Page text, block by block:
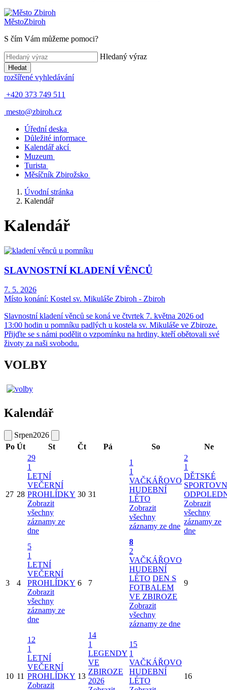
MěstoZbiroh
S čím Vám můžeme pomoci?
Hledaný výraz
Hledat
rozšířené vyhledávání
+420 373 749 511
mesto@zbiroh.cz
Úřední deska
Důležité informace
Kalendář akcí
Muzeum
Turista
Měsíčník Zbirožsko
Úvodní stránka
Kalendář
Kalendář
SLAVNOSTNÍ KLADENÍ VĚNCŮ
7. 5. 2026
Místo konání: Kostel sv. Mikuláše Zbiroh - Zbiroh
Slavnostní kladení věnců se koná ve čtvrtek 7. května 2026 od
13:00 hodin u pomníku padlých u kostela sv. Mikuláše ve Zbiroze.
Přijďte se s námi podělit o vzpomínku na hrdiny, kteří obětovali své
životy za naši svobodu.
VOLBY
Kalendář
Srpen2026
Po Út St Čt Pá So Ne
27 28
29
1
LETNÍ
VEČERNÍ
PROHLÍDKY
Zobrazit
všechny
záznamy ze
dne
30 31
1
1
VAČKÁŘOVO
HUDEBNÍ
LÉTO
Zobrazit
všechny
záznamy ze dne
2
1
DĚTSKÉ
Zobrazit
všechny
záznamy ze
dne
3 4
5
1
LETNÍ
VEČERNÍ
PROHLÍDKY
Zobrazit
všechny
záznamy ze
dne
6 7
8
2
VAČKÁŘOVO
HUDEBNÍ
LÉTO DEN S
FOTBALEM
VE ZBIROZE
Zobrazit
všechny
záznamy ze dne
9
10 11
12
1
LETNÍ
VEČERNÍ
PROHLÍDKY
Zobrazit
13
14
1
LEGENDY
VE
ZBIROZE
2026
15
1
VAČKÁŘOVO
HUDEBNÍ
LÉTO
16